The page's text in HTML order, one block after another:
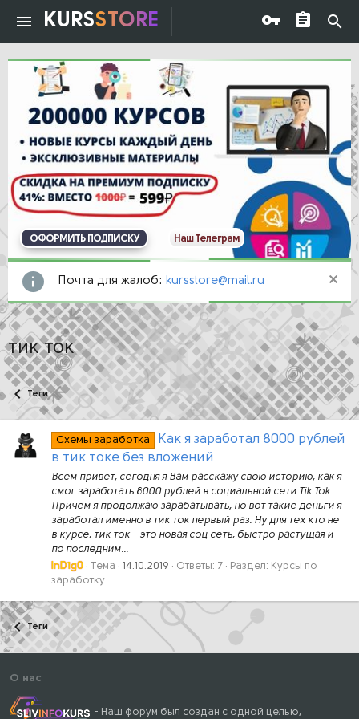
KURSSTORE
ОФОРМИТЬ ПОДПИСКУ Наш Телеграм
Почта для жалоб: kursstore@mail.ru
тик ток
Теги
Схемы заработка
Как я заработал 8000 рублей
в тик токе без вложений
Всем привет, сегодня я Вам расскажу свою историю, как я
смог заработать 8000 рублей в социальной сети Tik Tok.
Причём я продолжаю зарабатывать, но вот такие деньги я
заработал именно в тик ток первый раз. Ну для тех кто не
в курсе, тик ток - это новая соц сеть, быстро растущая и
по последним...
InD1g0
Тема 14.10.2019 Ответы: 7 Раздел: Курсы по
заработку
Теги
О нас
- Наш форум был создан с одной целью,